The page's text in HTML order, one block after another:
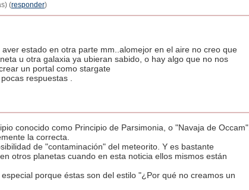
(responder)
estado en otra parte mm..alomejor en el aire no creo que
u otra galaxia ya ubieran sabido, o hay algo que no nos
un portal como stargate
respuestas .
conocido como Principio de Parsimonia, o "Navaja de Occam".
la correcta.
de "contaminación" del meteorito. Y es bastante
otros planetas cuando en esta noticia ellos mismos están
porque éstas son del estilo "¿Por qué no creamos un